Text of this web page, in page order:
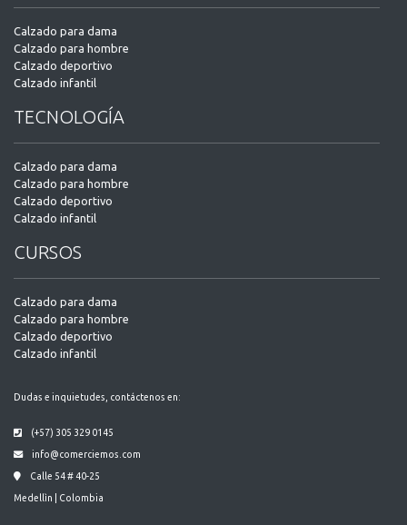
Calzado para dama
Calzado para hombre
Calzado deportivo
Calzado infantil
TECNOLOGÍA
Calzado para dama
Calzado para hombre
Calzado deportivo
Calzado infantil
CURSOS
Calzado para dama
Calzado para hombre
Calzado deportivo
Calzado infantil
Dudas e inquietudes, contáctenos en:
(+57) 305 329 0145
info@comerciemos.com
Calle 54 # 40-25
Medellìn | Colombia